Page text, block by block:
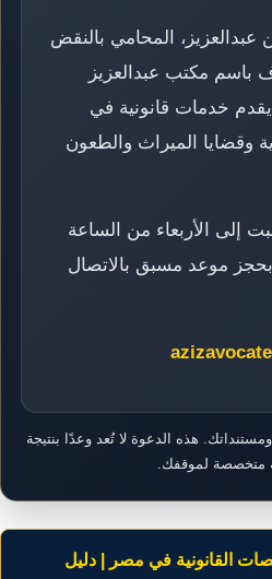
عبدالعزيز، المحامي بالنقض
باسم مكتب عبدالعزيز
خدمات قانونية في
وقضايا الميراث والطعون
إلى الأربعاء من الساعة
3 عصرًا، بحجز موعد مسبق بالاتصال
هذه الدعوة لا تُعد وعدًا بنتيجة
متخصصة لموقفك.
القانونية في مصر | دليل